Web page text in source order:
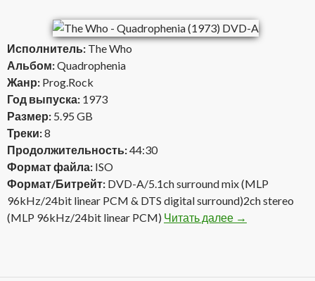
Исполнитель: The Who
Альбом:Quadrophenia
Жанр: Prog.Rock
Год выпуска: 1973
Размер: 5.95 GB
Треки:8
Продолжительность:44:30
Формат файла: ISO
Формат/Битрейт: DVD-A/5.1ch surround mix (MLP
96kHz/24bit linear PCM & DTS digital surround)2ch stereo
(MLP 96kHz/24bit linear PCM) Читать далее The Who —
→